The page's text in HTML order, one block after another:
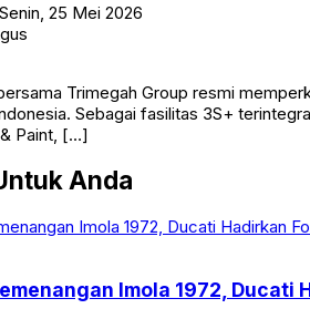
25 Mei 2026
Trimegah Group resmi
Sebagai fasilitas 3S+
Paint, […]
Anda
Imola 1972, Ducati